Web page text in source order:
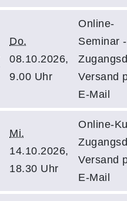
Do.
08.10.2026,
9.00 Uhr
Online-
Seminar -
Versand
E-Mail
Mi.
14.10.2026,
18.30 Uhr
Online-
Versand
E-Mail